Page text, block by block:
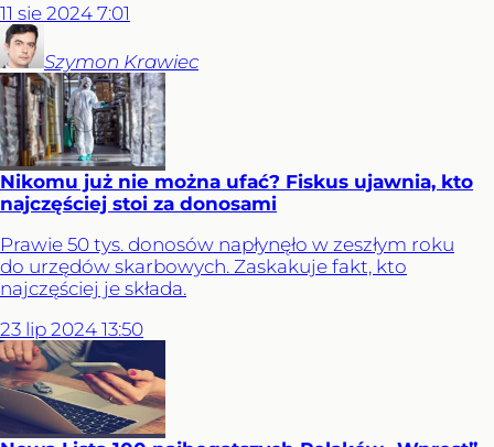
11 sie 2024 7:01
Szymon Krawiec
Nikomu już nie można ufać? Fiskus ujawnia, kto
najczęściej stoi za donosami
Prawie 50 tys. donosów napłynęło w zeszłym roku
do urzędów skarbowych. Zaskakuje fakt, kto
najczęściej je składa.
23 lip 2024 13:50